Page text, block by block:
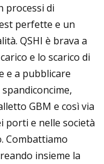
processi di
perfette e un
QSHI è brava a
e lo scarico di
e a pubblicare
GBM e così via
porti e nelle società
Combattiamo
insieme la